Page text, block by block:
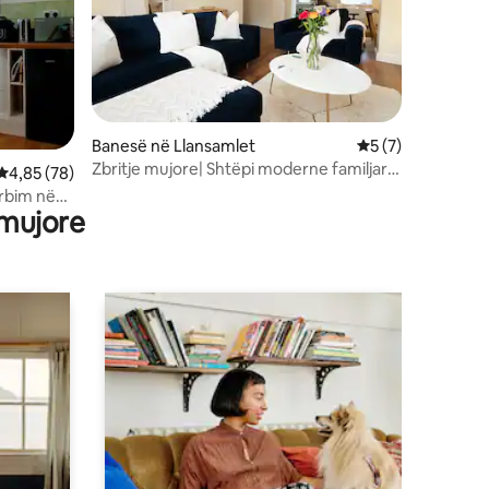
mesatar 4,85 nga 5, 78 vlerësime
4,85 (78)
në
Banesë në Llansamlet Vlerësimi
5 (7)
Zbritje mujore| Shtëpi moderne familjare|